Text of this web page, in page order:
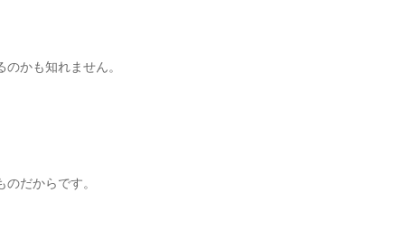
かも知れません。
だからです。